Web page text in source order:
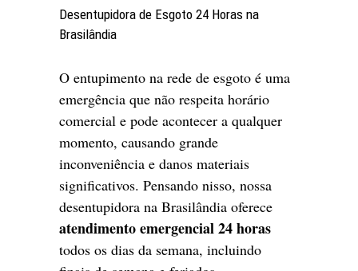
Desentupidora de Esgoto 24 Horas na
Brasilândia
O entupimento na rede de esgoto é uma
emergência que não respeita horário
comercial e pode acontecer a qualquer
momento, causando grande
inconveniência e danos materiais
significativos. Pensando nisso, nossa
desentupidora na Brasilândia oferece
atendimento emergencial 24 horas
todos os dias da semana, incluindo